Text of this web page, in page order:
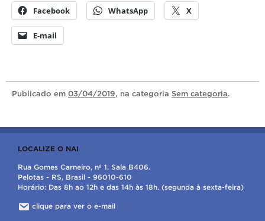
Facebook WhatsApp X
E-mail
Publicado em 03/04/2019, na categoria Sem categoria.
LOCALIZE O NAI
Rua Gomes Carneiro, nº 1. Sala B406.
Pelotas - RS, Brasil - 96010-610
Horário: Das 8h ao 12h e das 14h às 18h. (segunda à sexta-feira)
clique para ver o e-mail